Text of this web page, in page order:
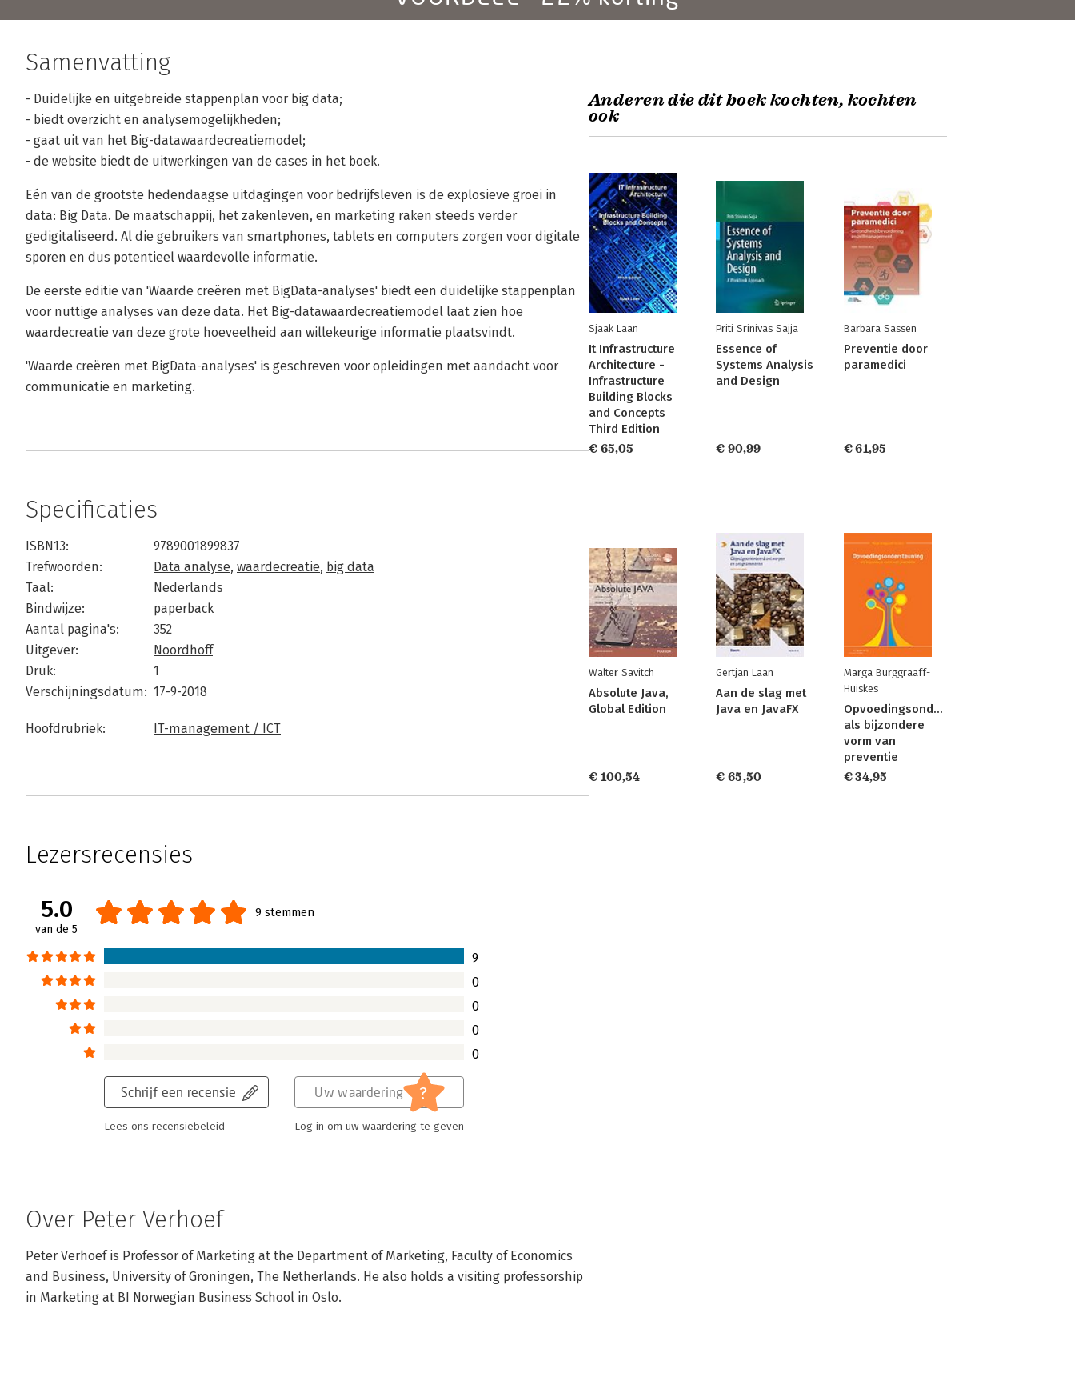
Samenvatting
- Duidelijke en uitgebreide stappenplan voor big data;
- biedt overzicht en analysemogelijkheden;
- gaat uit van het Big-datawaardecreatiemodel;
- de website biedt de uitwerkingen van de cases in het boek.
Eén van de grootste hedendaagse uitdagingen voor bedrijfsleven is de explosieve groei in
data: Big Data. De maatschappij, het zakenleven, en marketing raken steeds verder
gedigitaliseerd. Al die gebruikers van smartphones, tablets en computers zorgen voor digitale
sporen en dus potentieel waardevolle informatie.
De eerste editie van 'Waarde creëren met BigData-analyses' biedt een duidelijke stappenplan
voor nuttige analyses van deze data. Het Big-datawaardecreatiemodel laat zien hoe
waardecreatie van deze grote hoeveelheid aan willekeurige informatie plaatsvindt.
'Waarde creëren met BigData-analyses' is geschreven voor opleidingen met aandacht voor
communicatie en marketing.
Specificaties
ISBN13:
9789001899837
Trefwoorden:
Data analyse, waardecreatie, big data
Taal:
Nederlands
Bindwijze:
paperback
Aantal pagina's:
352
Uitgever:
Noordhoff
Druk:
1
Verschijningsdatum: 17-9-2018
Hoofdrubriek: IT-management / ICT
Lezersrecensies
5.0
van de 5
9 stemmen
9
0
0
0
0
Schrijf een recensie
Lees ons recensiebeleid
Uw waardering ?
Log in om uw waardering te geven
Over Peter Verhoef
Peter Verhoef is Professor of Marketing at the Department of Marketing, Faculty of Economics
and Business, University of Groningen, The Netherlands. He also holds a visiting professorship
in Marketing at BI Norwegian Business School in Oslo.
Anderen die dit boek kochten, kochten
ook
Sjaak Laan
It Infrastructure
Architecture -
Infrastructure
Building Blocks
and Concepts
Third Edition
€ 65,05
Priti Srinivas Sajja
Essence of
Systems Analysis
and Design
€ 90,99
Barbara Sassen
Preventie door
paramedici
€ 61,95
Walter Savitch
Absolute Java,
Global Edition
€ 100,54
Gertjan Laan
Aan de slag met
Java en JavaFX
€ 65,50
Marga Burggraaff-
Huiskes
Opvoedingsondersteuning
als bijzondere
vorm van
preventie
€ 34,95